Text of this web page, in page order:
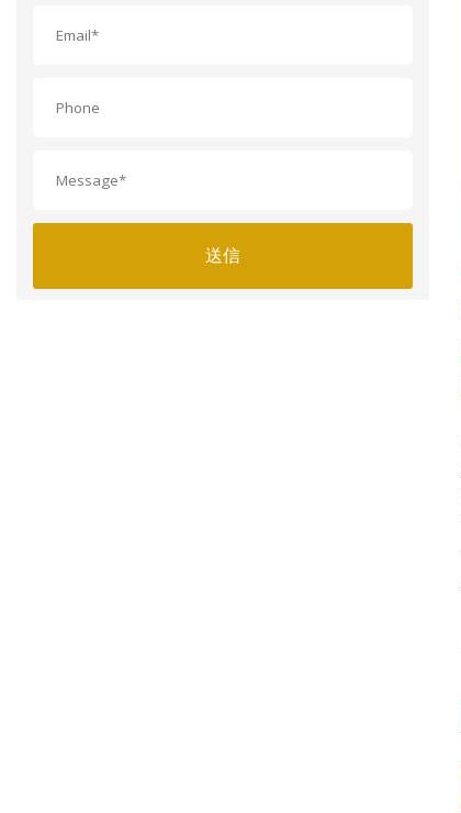
送信